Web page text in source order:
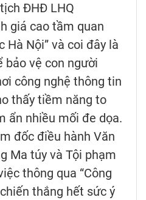
ĐHĐ LHQ
giá cao tầm quan
Hà Nội” và coi đây là
bảo vệ con người
công nghệ thông tin
thấy tiềm năng to
ẩn nhiều mối đe dọa.
đốc điều hành Văn
Ma túy và Tội phạm
thông qua “Công
thắng hết sức ý